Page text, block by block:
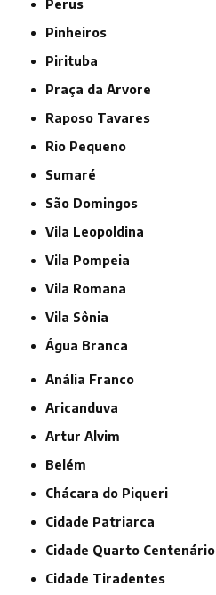
Perus
Pinheiros
Pirituba
Praça da Arvore
Raposo Tavares
Rio Pequeno
Sumaré
São Domingos
Vila Leopoldina
Vila Pompeia
Vila Romana
Vila Sônia
Água Branca
Anália Franco
Aricanduva
Artur Alvim
Belém
Chácara do Piqueri
Cidade Patriarca
Cidade Quarto Centenário
Cidade Tiradentes